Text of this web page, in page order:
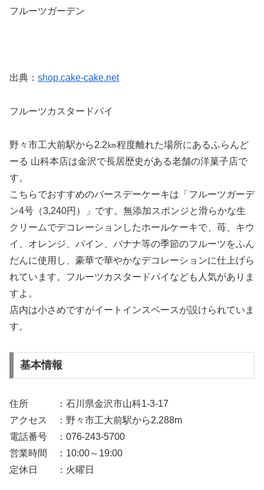
フルーツガーデン
出典： shop.cake-cake.net
フルーツカスタードパイ
野々市工大前駅から2.2㎞程度離れた場所にあるふらんど
ーる 山科本店は金沢で長居歴史がある老舗の洋菓子店で
す。
こちらでおすすめのバースデーケーキは「フルーツガーデ
ン4号（3,240円）」です。無添加スポンジと滑らかな生
クリームでデコレーションしたホールケーキで、苺、キウ
イ、オレンジ、パイン、バナナ等の季節のフルーツをふん
だんに使用し、豪華で華やかなデコレーションに仕上げら
れています。フルーツカスタードパイなども人気がありま
すよ。
店内は小さめですがイートインスペースが設けられていま
す。
基本情報
住所 ：石川県金沢市山科1-3-17
アクセス ：野々市工大前駅から2,288m
電話番号 ：076-243-5700
営業時間 ：10:00～19:00
定休日 ：火曜日